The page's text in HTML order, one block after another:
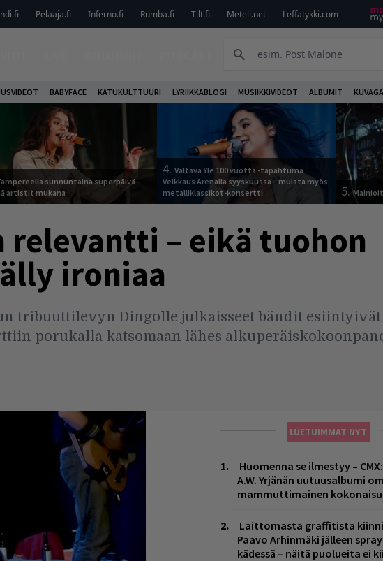
Pelaaja.fi Inferno.fi Rumba.fi Tilt.fi Meteli.net Leffatykki.com
BABYFACE KATUKULTTUURI LYRIIKKABLOGI MUSIIKKIVIDEOT ALBUMIT
sunnuntaina superpäivä –
artistit mukana
4. Valtava Yle 100 vuotta -tapahtuma
Veikkaus Arenalla syyskuussa – muista myös
metalliklassikot-konsertti
5.
relevantti – eikä tuohon
ironiaa
tribuuttilevyn Dingolle julkaisseet bändit
porukalla katsomaan lähes
LUETUIMMAT NYT
Huomenna se ilmestyy –
A.W. Yrjänän uutuusalbumi om
mammuttimainen
Laittomasta graffitista
Paavo Arhinmäki jälleen
kädessä – näitä puolueita ei